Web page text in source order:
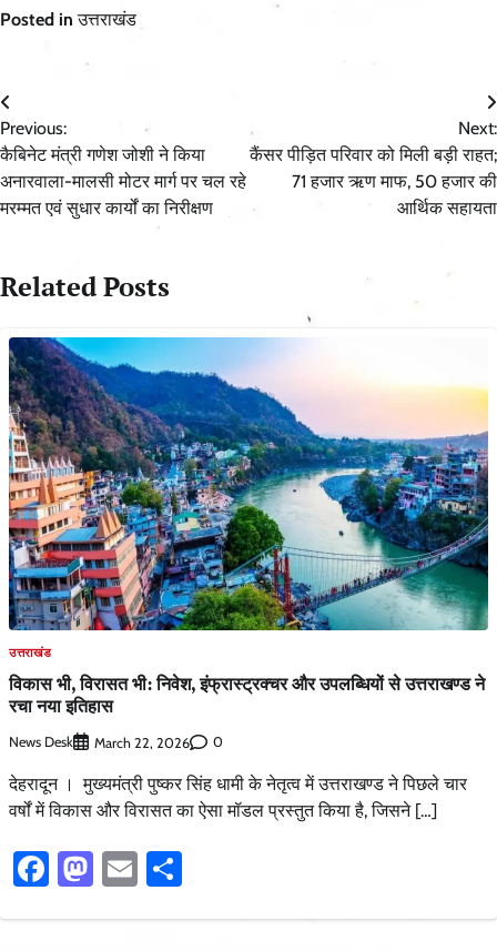
Posted inउत्तराखंड
Post
navigation
Previous:
कैबिनेट मंत्री गणेश जोशी ने किया
अनारवाला-मालसी मोटर मार्ग पर चल रहे
मरम्मत एवं सुधार कार्यों का निरीक्षण
Next:
कैंसर पीड़ित परिवार को मिली बड़ी राहत;
71 हजार ऋण माफ, 50 हजार की
आर्थिक सहायता
Related Posts
उत्तराखंड
विकास भी, विरासत भी: निवेश, इंफ्रास्ट्रक्चर और उपलब्धियों से उत्तराखण्ड ने
रचा नया इतिहास
News Desk March 22, 2026 0
देहरादून । मुख्यमंत्री पुष्कर सिंह धामी के नेतृत्व में उत्तराखण्ड ने पिछले चार
वर्षों में विकास और विरासत का ऐसा मॉडल प्रस्तुत किया है, जिसने […]
Facebook
Mastodon
Email